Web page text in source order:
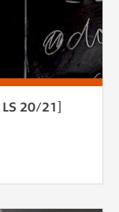
LS 20/21]